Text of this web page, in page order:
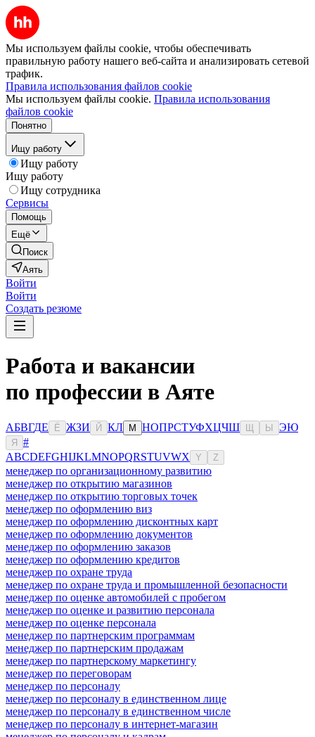
Мы используем файлы cookie, чтобы обеспечивать
правильную работу нашего веб-сайта и анализировать сетевой
трафик.
Правила использования файлов cookie
Мы используем файлы cookie. Правила использования
файлов cookie
Понятно
Ищу работу
Ищу работу
Ищу работу
Ищу сотрудника
Сервисы
Помощь
Ещё
Поиск
Аять
Войти
Войти
Создать резюме
Работа и вакансии
по профессии в Аяте
АБВГДЕ Ё ЖЗИ Й КЛ М НОПРСТУФХЦЧШ Ы ЭЮ
Я
#
ABCDEFGHIJKLMNOPQRSTUVWX Y Z
менеджер по организационному развитию
менеджер по открытию магазинов
менеджер по открытию торговых точек
менеджер по оформлению виз
менеджер по оформлению дисконтных карт
менеджер по оформлению документов
менеджер по оформлению заказов
менеджер по оформлению кредитов
менеджер по охране труда
менеджер по охране труда и промышленной безопасности
менеджер по оценке автомобилей с пробегом
менеджер по оценке и развитию персонала
менеджер по оценке персонала
менеджер по партнерским программам
менеджер по партнерским продажам
менеджер по партнерскому маркетингу
менеджер по переговорам
менеджер по персоналу
менеджер по персоналу в единственном лице
менеджер по персоналу в единственном числе
менеджер по персоналу в интернет-магазин